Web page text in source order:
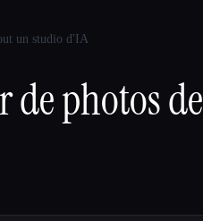
un studio d'IA
de photos de